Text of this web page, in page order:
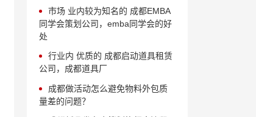
市场 业内较为知名的 成都EMBA
同学会策划公司，emba同学会的好
处
行业内 优质的 成都启动道具租赁
公司，成都道具厂
成都做活动怎么避免物料外包质
量差的问题？